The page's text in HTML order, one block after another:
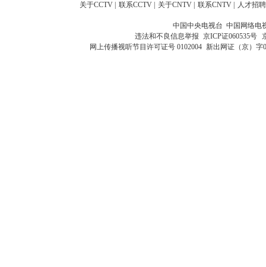
关于CCTV 联系CCTV 关于CNTV 联系CNTV 人才招聘
中国中央电视台 中国网络电
违法和不良信息举报 京ICP证060535号
网上传播视听节目许可证号 0102004 新出网证（京）